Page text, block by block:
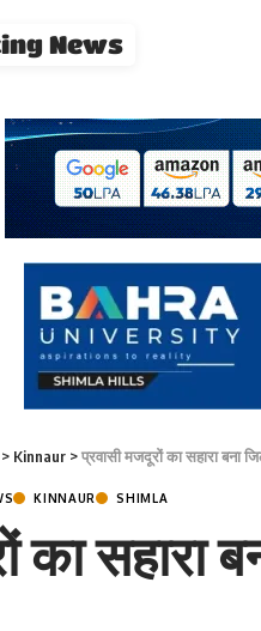
News
> Kinnaur >प्रवासी मजदूरों का सहारा बना
KINNAUR SHIMLA
का सहारा